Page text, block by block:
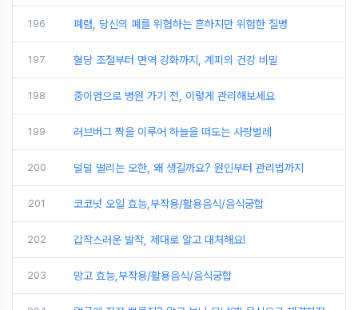
196 폐렴, 당신의 폐를 위협하는 흔하지만 위험한 질병
197 혈당 조절부터 면역 강화까지, 계피의 건강 비밀
198 중이염으로 병원 가기 전, 이렇게 관리해보세요
199 러브버그 짝을 이루어 하늘을 떠도는 사랑벌레
200 덜덜 떨리는 오한, 왜 생길까요? 원인부터 관리법까지
201 코코넛 오일 효능,부작용/활용음식/음식궁합
202 갑작스러운 발작, 제대로 알고 대처해요!
203 망고 효능,부작용/활용음식/음식궁합